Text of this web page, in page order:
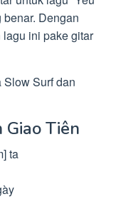
benar. Dengan
ini pake gitar
Slow Surf dan
Tiên
ta